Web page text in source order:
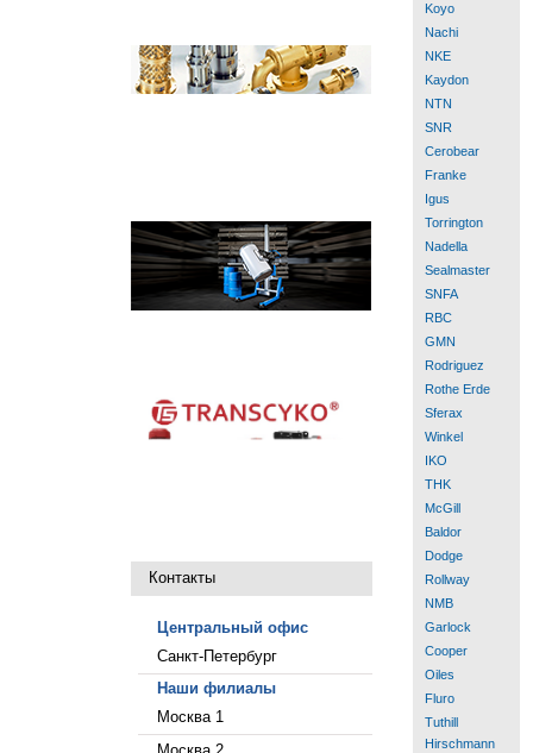
Контакты
Центральный офис
Санкт-Петербург
Наши филиалы
Москва 1
Koyo
Nachi
NKE
Kaydon
NTN
SNR
Cerobear
Franke
Igus
Torrington
Nadella
Sealmaster
SNFA
RBC
GMN
Rodriguez
Rothe Erde
Sferax
Winkel
IKO
THK
McGill
Baldor
Dodge
Rollway
NMB
Garlock
Cooper
Oiles
Fluro
Tuthill
Hirschmann